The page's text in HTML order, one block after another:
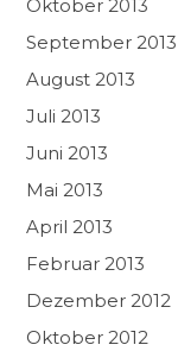
Oktober 2013
September 2013
August 2013
Juli 2013
Juni 2013
Mai 2013
April 2013
Februar 2013
Dezember 2012
Oktober 2012